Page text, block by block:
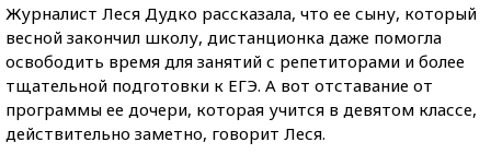
Журналист Леся Дудко рассказала, что ее сыну, который
весной закончил школу, дистанционка даже помогла
освободить время для занятий с репетиторами и более
тщательной подготовки к ЕГЭ. А вот отставание от
программы ее дочери, которая учится в девятом классе,
действительно заметно, говорит Леся.